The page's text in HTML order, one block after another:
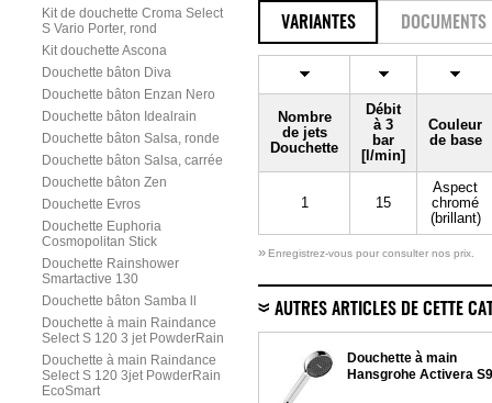
Kit de douchette Croma Select
S Vario Porter, rond
Kit douchette Ascona
Douchette bâton Diva
Douchette bâton Enzan Nero
Douchette bâton Idealrain
Douchette bâton Salsa, ronde
Douchette bâton Salsa, carrée
Douchette bâton Zen
Douchette Evros
Douchette Euphoria
Cosmopolitan Stick
Douchette Rainshower
Smartactive 130
Douchette bâton Samba ll
Douchette à main Raindance
Select S 120 3 jet PowderRain
Douchette à main Raindance
Select S 120 3jet PowderRain
EcoSmart
VARIANTES DOCUMENTS
Nombre
de jets
Douchette
Débit
à 3
bar
[l/min]
Couleur
de base
1 15
Aspect
chromé
(brillant)
» Enregistrez-vous pour consulter nos prix.
AUTRES ARTICLES DE CETTE
Douchette à main
Hansgrohe Activera